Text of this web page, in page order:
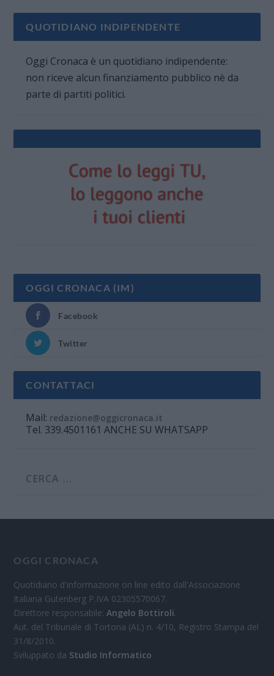
QUOTIDIANO INDIPENDENTE
Oggi Cronaca è un quotidiano indipendente:
non riceve alcun finanziamento pubblico nè da
parte di partiti politici.
OGGI CRONACA (IM)
Facebook
Twitter
CONTATTACI
Mail: redazione@oggicronaca.it
Tel. 339.4501161 ANCHE SU WHATSAPP
OGGI CRONACA
Quotidiano d'informazione on line edito dall'Associazione
Italiana Gutenberg P.IVA 02305570067.
Direttore responsabile:Angelo Bottiroli.
Aut. del Tribunale di Tortona (AL) n. 4/10, Registro Stampa del
31/8/2010.
Sviluppato da Studio Informatico